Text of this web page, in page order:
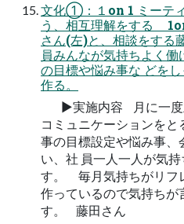
文化①：１on 1 ミーテ
う、相互理解をする
さん(左)と、相談をす
員みんなが気持ちよく
の目標や悩み事な どを
作る。
▶実施内容 月に一度
コミュニケーションを
事の目標設定や悩み事、
い、社 員一人一人が気
す。 毎月気持ちがリフ
作っているので気持ち
す。 藤田さん